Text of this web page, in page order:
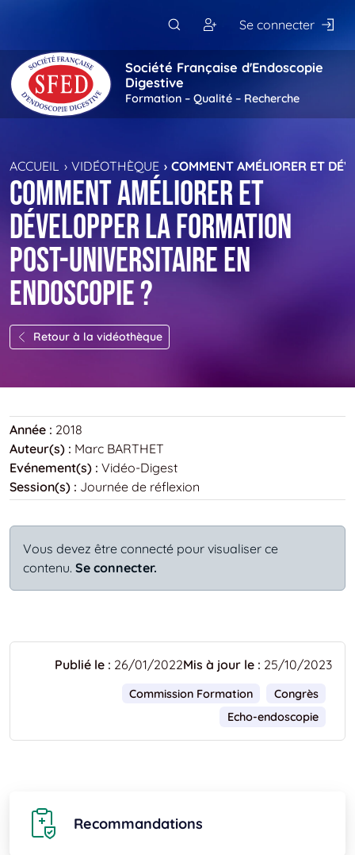
Se connecter
Société Française d'Endoscopie
Digestive
Formation – Qualité – Recherche
ACCUEIL VIDÉOTHÈQUE COMMENT AMÉLIORER ET
Comment améliorer et
développer la formation
post-universitaire en
endoscopie ?
Retour à la vidéothèque
Année : 2018
Auteur(s) : Marc BARTHET
Evénement(s) : Vidéo-Digest
Session(s) : Journée de réflexion
Vous devez être connecté pour visualiser ce
contenu. Se connecter.
Publié le : 26/01/2022Mis à jour le : 25/10/2023
Commission Formation
Congrès
Echo-endoscopie
Recommandations